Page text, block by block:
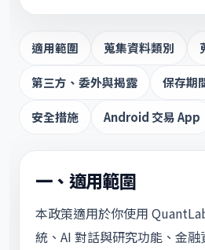
適用範圍 蒐集資料類別
第三方、委外與揭露 保存期
安全措施 Android 交易 App
一、適用範圍
本政策適用於你使用
統、AI 對話與研究功能、金